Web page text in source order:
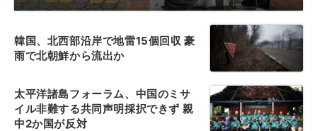
韓国、北西部沿岸で地雷15個回収 豪
雨で北朝鮮から流出か
太平洋諸島フォーラム、中国のミサ
イル非難する共同声明採択できず 親
中2か国が反対